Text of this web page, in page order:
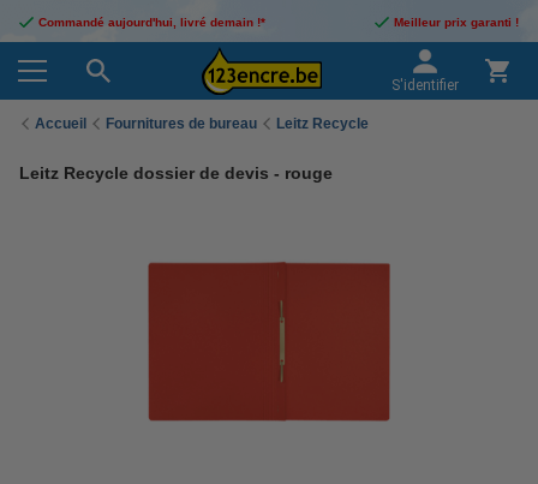
Commandé aujourd'hui, livré demain !* Meilleur prix garanti !
S'identifier
Accueil Fournitures de bureau Leitz Recycle
Leitz Recycle dossier de devis - rouge